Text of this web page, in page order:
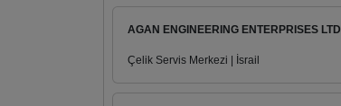
AGAN ENGINEERING ENTERPRISES LTD
Çelik Servis Merkezi | İsrail